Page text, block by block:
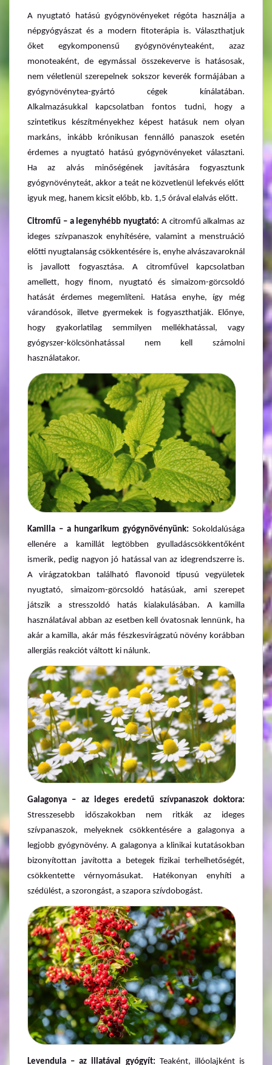
A nyugtató hatású gyógynövényeket régóta használja a
népgyógyászat és a modern fitoterápia is. Választhatjuk
őket egykomponensű gyógynövényteaként, azaz
monoteaként, de egymással összekeverve is hatásosak,
nem véletlenül szerepelnek sokszor keverék formájában a
gyógynövénytea-gyártó cégek kínálatában.
Alkalmazásukkal kapcsolatban fontos tudni, hogy a
szintetikus készítményekhez képest hatásuk nem olyan
markáns, inkább krónikusan fennálló panaszok esetén
érdemes a nyugtató hatású gyógynövényeket választani.
Ha az alvás minőségének javítására fogyasztunk
gyógynövényteát, akkor a teát ne közvetlenül lefekvés előtt
igyuk meg, hanem kicsit előbb, kb. 1,5 órával elalvás előtt.
Citromfű – a legenyhébb nyugtató: A citromfű alkalmas az
ideges szívpanaszok enyhítésére, valamint a menstruáció
előtti nyugtalanság csökkentésére is, enyhe alvászavaroknál
is javallott fogyasztása. A citromfűvel kapcsolatban
amellett, hogy finom, nyugtató és simaizom-görcsoldó
hatását érdemes megemlíteni. Hatása enyhe, így még
várandósok, illetve gyermekek is fogyaszthatják. Előnye,
hogy gyakorlatilag semmilyen mellékhatással, vagy
gyógyszer-kölcsönhatással nem kell számolni
használatakor.
Kamilla – a hungarikum gyógynövényünk: Sokoldalúsága
ellenére a kamillát legtöbben gyulladáscsökkentőként
ismerik, pedig nagyon jó hatással van az idegrendszerre is.
A virágzatokban található flavonoid típusú vegyületek
nyugtató, simaizom-görcsoldó hatásúak, ami szerepet
játszik a stresszoldó hatás kialakulásában. A kamilla
használatával abban az esetben kell óvatosnak lennünk, ha
akár a kamilla, akár más fészkesvirágzatú növény korábban
allergiás reakciót váltott ki nálunk.
Galagonya – az ideges eredetű szívpanaszok doktora:
Stresszesebb időszakokban nem ritkák az ideges
szívpanaszok, melyeknek csökkentésére a galagonya a
legjobb gyógynövény. A galagonya a klinikai kutatásokban
bizonyítottan javította a betegek fizikai terhelhetőségét,
csökkentette vérnyomásukat. Hatékonyan enyhíti a
szédülést, a szorongást, a szapora szívdobogást.
Levendula – az illatával gyógyít: Teaként, illóolajként is